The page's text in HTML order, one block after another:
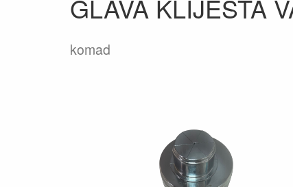
GLAVA KLIJEŠTA
komad